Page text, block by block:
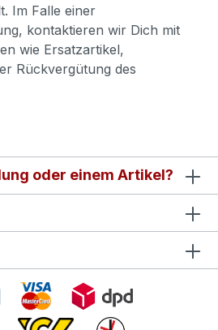
Im Falle einer
kontaktieren wir Dich mit
wie Ersatzartikel,
Rückvergütung des
oder einem Artikel?